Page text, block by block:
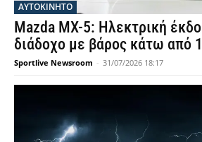
ΑΥΤΟΚΙΝΗΤΟ
Mazda MX-5: Ηλεκτρική
διάδοχο με βάρος κάτω από
Sportlive Newsroom - 31/07/2026 18:17